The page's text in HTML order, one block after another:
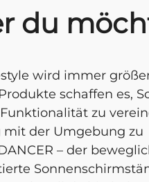
du
wird immer
schaffen es,
zu
mit der Umgebung zu
– der